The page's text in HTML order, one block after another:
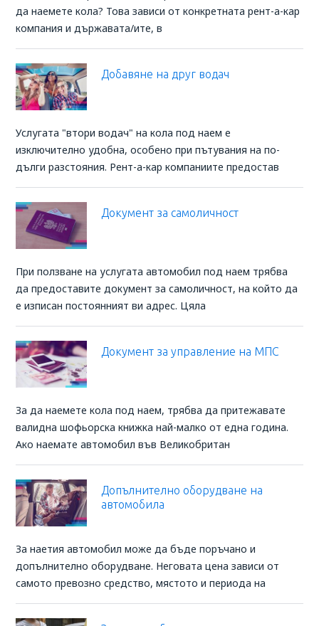
да наемете кола? Това зависи от конкретната рент-а-кар
компания и държавата/ите, в
Добавяне на друг водач
Услугата "втори водач" на кола под наем е
изключително удобна, особено при пътувания на по-
дълги разстояния. Рент-а-кар компаниите предостав
Документ за самоличност
При ползване на услугата автомобил под наем трябва
да предоставите документ за самоличност, на който да
е изписан постоянният ви адрес. Цяла
Документ за управление на МПС
За да наемете кола под наем, трябва да притежавате
валидна шофьорска книжка най-малко от една година.
Ако наемате автомобил във Великобритан
Допълнително оборудване на
автомобила
За наетия автомобил може да бъде поръчано и
допълнително оборудване. Неговата цена зависи от
самото превозно средство, мястото и периода на